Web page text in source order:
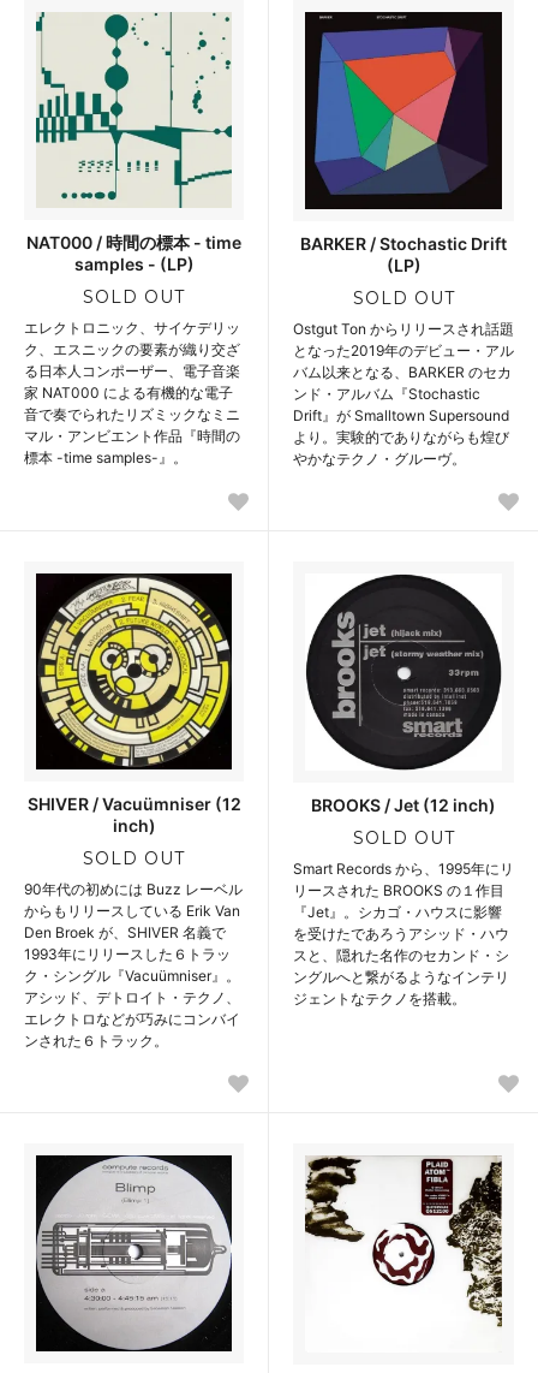
NAT000 / 時間の標本 - time
samples - (LP)
SOLD OUT
エレクトロニック、サイケデリッ
ク、エスニックの要素が織り交ざ
る日本人コンポーザー、電子音楽
家 NAT000 による有機的な電子
音で奏でられたリズミックなミニ
マル・アンビエント作品『時間の
標本 -time samples-』。
BARKER / Stochastic Drift
(LP)
SOLD OUT
Ostgut Ton からリリースされ話題
となった2019年のデビュー・アル
バム以来となる、BARKER のセカ
ンド・アルバム『Stochastic
Drift』が Smalltown Supersound
より。実験的でありながらも煌び
やかなテクノ・グルーヴ。
SHIVER / Vacuümniser (12
inch)
SOLD OUT
90年代の初めには Buzz レーベル
からもリリースしている Erik Van
Den Broek が、SHIVER 名義で
1993年にリリースした６トラッ
ク・シングル『Vacuümniser』。
アシッド、デトロイト・テクノ、
エレクトロなどが巧みにコンバイ
ンされた６トラック。
BROOKS / Jet (12 inch)
SOLD OUT
Smart Records から、1995年にリ
リースされた BROOKS の１作目
『Jet』。シカゴ・ハウスに影響
を受けたであろうアシッド・ハウ
スと、隠れた名作のセカンド・シ
ングルへと繋がるようなインテリ
ジェントなテクノを搭載。